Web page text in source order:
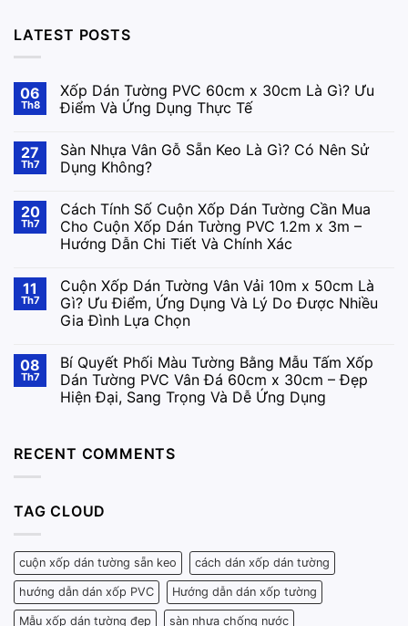
LATEST POSTS
06
Th8
Xốp Dán Tường PVC 60cm x 30cm Là Gì? Ưu
Điểm Và Ứng Dụng Thực Tế
27
Th7
Sàn Nhựa Vân Gỗ Sẵn Keo Là Gì? Có Nên Sử
Dụng Không?
20
Th7
Cách Tính Số Cuộn Xốp Dán Tường Cần Mua
Cho Cuộn Xốp Dán Tường PVC 1.2m x 3m –
Hướng Dẫn Chi Tiết Và Chính Xác
11
Th7
Cuộn Xốp Dán Tường Vân Vải 10m x 50cm Là
Gì? Ưu Điểm, Ứng Dụng Và Lý Do Được Nhiều
Gia Đình Lựa Chọn
08
Th7
Bí Quyết Phối Màu Tường Bằng Mẫu Tấm Xốp
Dán Tường PVC Vân Đá 60cm x 30cm – Đẹp
Hiện Đại, Sang Trọng Và Dễ Ứng Dụng
RECENT COMMENTS
TAG CLOUD
cuộn xốp dán tường sẵn keo cách dán xốp dán tường
hướng dẫn dán xốp PVC Hướng dẫn dán xốp tường
Mẫu xốp dán tường đẹp sàn nhựa chống nước